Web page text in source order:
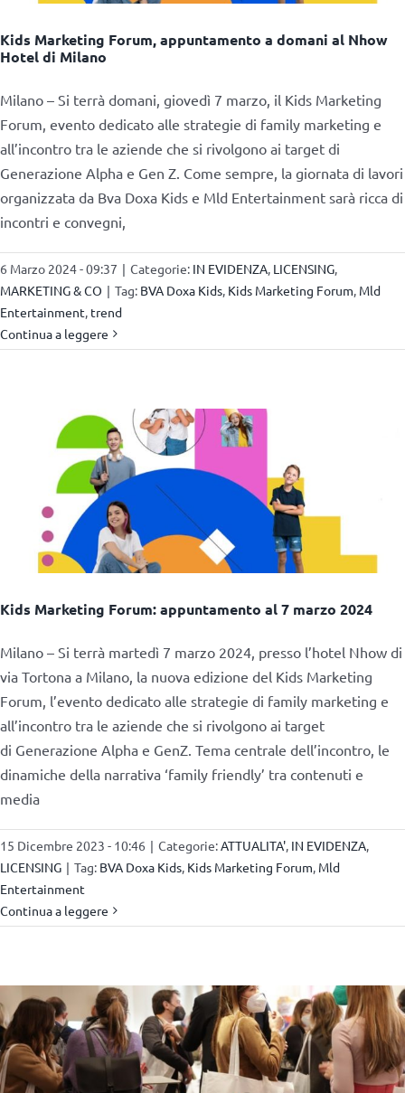
Kids Marketing Forum, appuntamento a domani al Nhow
Hotel di Milano
Milano – Si terrà domani, giovedì 7 marzo, il Kids Marketing
Forum, evento dedicato alle strategie di family marketing e
all’incontro tra le aziende che si rivolgono ai target di
Generazione Alpha e Gen Z. Come sempre, la giornata di lavori
organizzata da Bva Doxa Kids e Mld Entertainment sarà ricca di
incontri e convegni,
6 Marzo 2024 - 09:37 | Categorie: IN EVIDENZA, LICENSING,
MARKETING & CO | Tag: BVA Doxa Kids, Kids Marketing Forum, Mld
Entertainment, trend
Continua a leggere
Kids Marketing Forum: appuntamento al 7 marzo 2024
Milano – Si terrà martedì 7 marzo 2024, presso l’hotel Nhow di
via Tortona a Milano, la nuova edizione del Kids Marketing
Forum, l’evento dedicato alle strategie di family marketing e
all’incontro tra le aziende che si rivolgono ai target
di Generazione Alpha e GenZ. Tema centrale dell’incontro, le
dinamiche della narrativa ‘family friendly’ tra contenuti e
media
15 Dicembre 2023 - 10:46 | Categorie:ATTUALITA', IN EVIDENZA,
LICENSING | Tag: BVA Doxa Kids, Kids Marketing Forum, Mld
Entertainment
Continua a leggere